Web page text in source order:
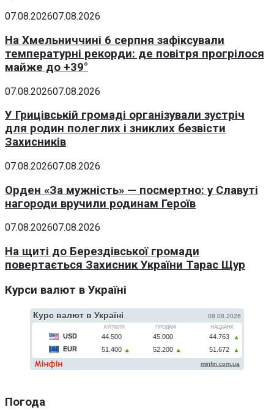
07.08.202607.08.2026
На Хмельниччині 6 серпня зафіксували
температурні рекорди: де повітря прогрілося
майже до +39°
07.08.202607.08.2026
У Грицівській громаді організували зустріч
для родин полеглих і зниклих безвісти
Захисників
07.08.202607.08.2026
Орден «За мужність» — посмертно: у Славуті
нагороди вручили родинам Героїв
07.08.202607.08.2026
На щиті до Берездівської громади
повертається Захисник України Тарас Щур
Курси валют в Україні
Погода